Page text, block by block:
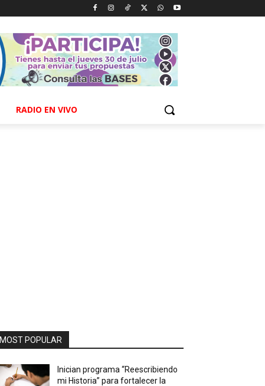
RADIO EN VIVO
MOST POPULAR
Inician programa “Reescribiendo
mi Historia” para fortalecer la